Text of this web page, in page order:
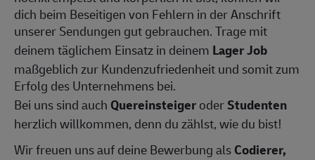
dich beim Beseitigen von Fehlern in der Anschrift
unserer Sendungen gut gebrauchen. Trage mit
deinem täglichem Einsatz in deinem Lager Job
maßgeblich zur Kundenzufriedenheit und somit zum
Erfolg des Unternehmens bei.
Bei uns sind auch QuereinsteigeroderStudenten
herzlich willkommen, denn du zählst, wie du bist!
Wir freuen uns auf deine Bewerbung alsCodierer,